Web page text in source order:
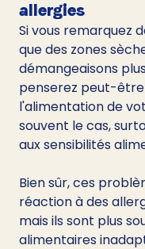
allergies
Si vous remarquez
que des zones
démangeaisons
penserez peut-être
l'alimentation de
souvent le cas,
aux sensibilités
Bien sûr, ces
réaction à des
mais ils sont plus
alimentaires